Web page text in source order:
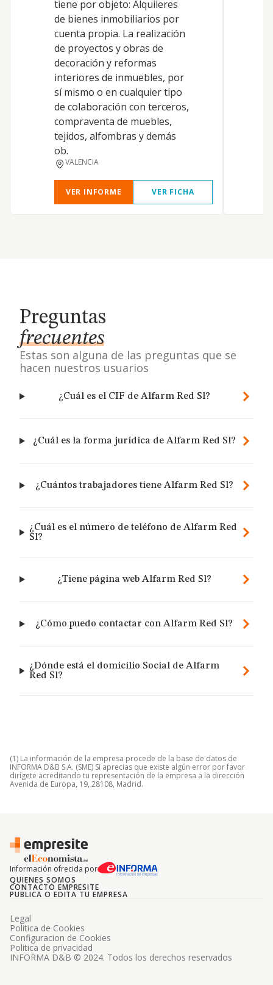
tiene por objeto: Alquileres
de bienes inmobiliarios por
cuenta propia. La realización
de proyectos y obras de
decoración y reformas
interiores de inmuebles, por
sí mismo o en cualquier tipo
de colaboración con terceros,
compraventa de muebles,
tejidos, alfombras y demás
ob.
VALENCIA
VER INFORME VER FICHA
Preguntas
frecuentes
Estas son alguna de las preguntas que se
hacen nuestros usuarios
¿Cuál es el CIF de Alfarm Red Sl?
¿Cuál es la forma jurídica de Alfarm Red Sl?
¿Cuántos trabajadores tiene Alfarm Red Sl?
¿Cuál es el número de teléfono de Alfarm Red
Sl?
¿Tiene página web Alfarm Red Sl?
¿Cómo puedo contactar con Alfarm Red Sl?
¿Dónde está el domicilio Social de Alfarm
Red Sl?
(1) La información de la empresa procede de la base de datos de
INFORMA D&B S.A. (SME) Si aprecias que existe algún error por favor
dirígete acreditando tu representación de la empresa a la dirección
Avenida de Europa, 19, 28108, Madrid.
Información ofrecida por
QUIENES SOMOS
CONTACTO EMPRESITE
PUBLICA O EDITA TU EMPRESA
INFORMA D&B © 2024. Todos los derechos reservados
Legal
Politica de Cookies
Configuracion de Cookies
Politica de privacidad